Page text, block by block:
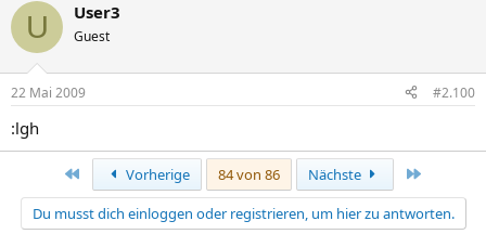
U User3
Guest
22 Mai 2009 #2.100
:lgh
Erste Vorherige 84 von 86 Nächste
Du musst dich einloggen oder registrieren, um hier zu antworten.